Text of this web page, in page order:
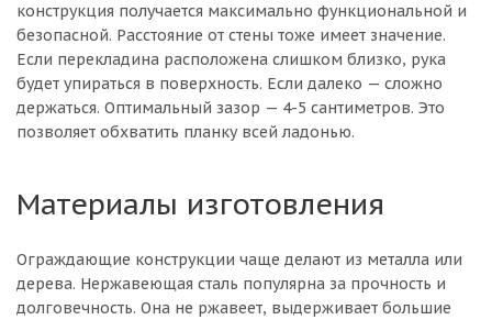
конструкция получается максимально функциональной и
безопасной. Расстояние от стены тоже имеет значение.
Если перекладина расположена слишком близко, рука
будет упираться в поверхность. Если далеко — сложно
держаться. Оптимальный зазор — 4-5 сантиметров. Это
позволяет обхватить планку всей ладонью.
Материалы изготовления
Ограждающие конструкции чаще делают из металла или
дерева. Нержавеющая сталь популярна за прочность и
долговечность. Она не ржавеет, выдерживает большие